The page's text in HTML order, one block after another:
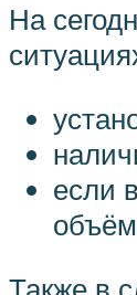
На
если
Также в